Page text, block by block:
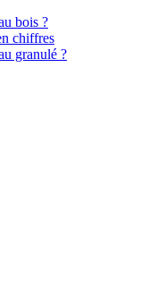
bois ?
chiffres
granulé ?